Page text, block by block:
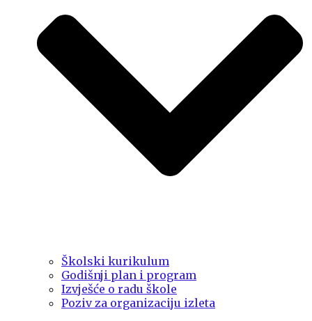
Školski kurikulum
Godišnji plan i program
Izvješće o radu škole
Poziv za organizaciju izleta